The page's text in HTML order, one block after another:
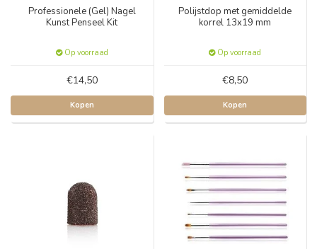
Professionele (Gel) Nagel
Kunst Penseel Kit
Op voorraad
€14,50
Kopen
Polijstdop met gemiddelde
korrel 13x19 mm
Op voorraad
€8,50
Kopen